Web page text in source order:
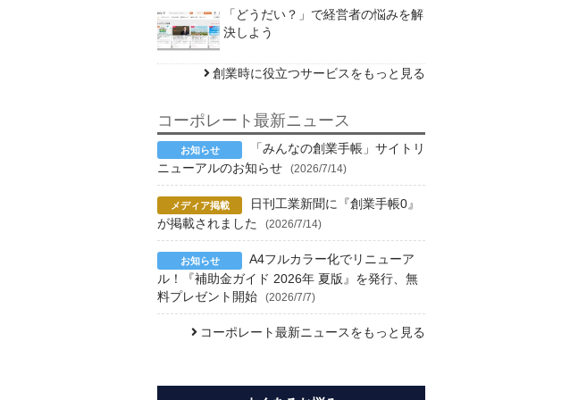
「どうだい？」で経営者の悩みを解
決しよう
創業時に役立つサービスをもっと見る
コーポレート最新ニュース
「みんなの創業手帳」サイトリ
ニューアルのお知らせ
(2026/7/14)
日刊工業新聞に『創業手帳0』
が掲載されました
(2026/7/14)
A4フルカラー化でリニューア
ル！『補助金ガイド 2026年 夏版』を発行、無
料プレゼント開始
(2026/7/7)
コーポレート最新ニュースをもっと見る